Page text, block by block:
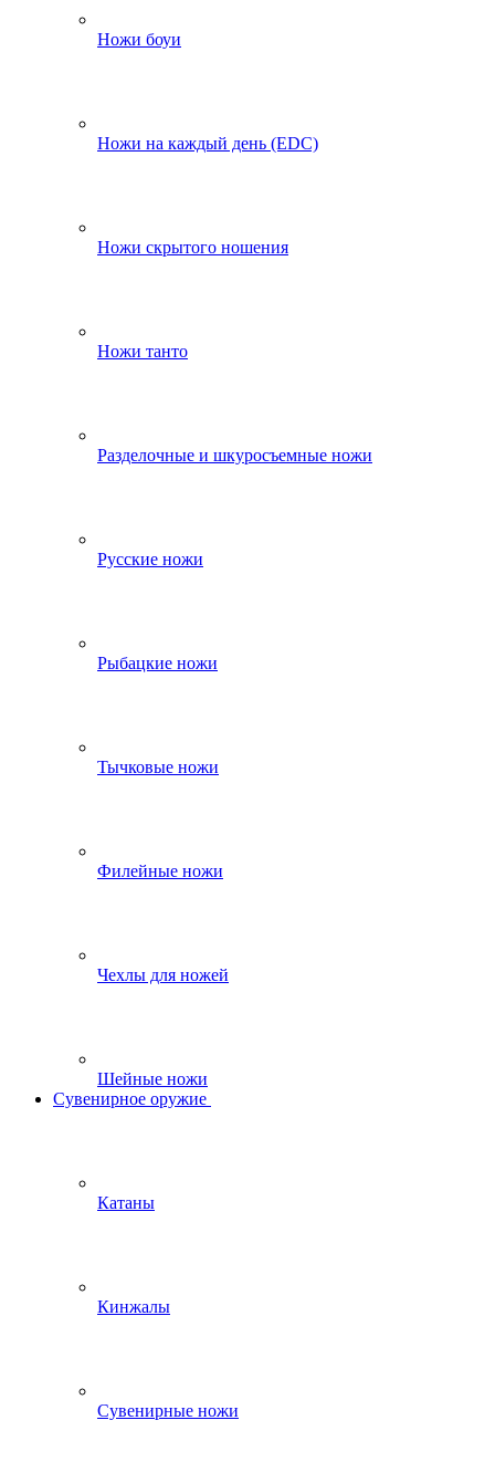
Ножи боуи
Ножи на каждый день (EDC)
Ножи скрытого ношения
Ножи танто
Разделочные и шкуросъемные ножи
Русские ножи
Рыбацкие ножи
Тычковые ножи
Филейные ножи
Чехлы для ножей
Шейные ножи
Сувенирное оружие
Катаны
Кинжалы
Сувенирные ножи